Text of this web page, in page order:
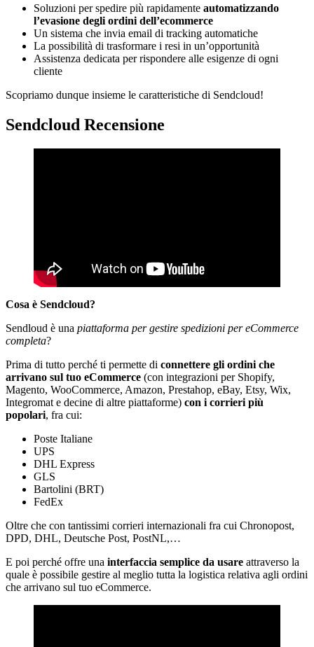
Soluzioni per spedire più rapidamente automatizzando
l’evasione degli ordini dell’ecommerce
Un sistema che invia email di tracking automatiche
La possibilità di trasformare i resi in un’opportunità
Assistenza dedicata per rispondere alle esigenze di ogni
cliente
Scopriamo dunque insieme le caratteristiche di Sendcloud!
Sendcloud Recensione
Cosa è Sendcloud?
Sendloud è una piattaforma per gestire spedizioni per eCommerce
completa?
Prima di tutto perché ti permette di connettere gli ordini che
arrivano sul tuo eCommerce (con integrazioni per Shopify,
Magento, WooCommerce, Amazon, Prestahop, eBay, Etsy, Wix,
Integromat e decine di altre piattaforme) con i corrieri più
popolari, fra cui:
Poste Italiane
UPS
DHL Express
GLS
Bartolini (BRT)
FedEx
Oltre che con tantissimi corrieri internazionali fra cui Chronopost,
DPD, DHL, Deutsche Post, PostNL,…
E poi perché offre una interfaccia semplice da usare attraverso la
quale è possibile gestire al meglio tutta la logistica relativa agli ordini
che arrivano sul tuo eCommerce.